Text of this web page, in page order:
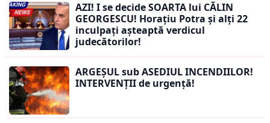
AZI! I se decide SOARTA lui CĂLIN
GEORGESCU! Horațiu Potra și alți 22
inculpați așteaptă verdicul
judecătorilor!
ARGEȘUL sub ASEDIUL INCENDIILOR!
INTERVENȚII de urgență!